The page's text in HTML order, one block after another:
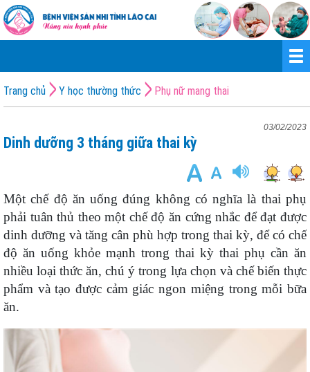
Trang chủ Y học thường thức Phụ nữ mang thai
03/02/2023
Dinh dưỡng 3 tháng giữa thai kỳ
Một chế độ ăn uống đúng không có nghĩa là thai phụ
phải tuân thủ theo một chế độ ăn cứng nhắc để đạt được
dinh dưỡng và tăng cân phù hợp trong thai kỳ, để có chế
độ ăn uống khỏe mạnh trong thai kỳ thai phụ cần ăn
nhiều loại thức ăn, chú ý trong lựa chọn và chế biến thực
phẩm và tạo được cảm giác ngon miệng trong mỗi bữa
ăn.